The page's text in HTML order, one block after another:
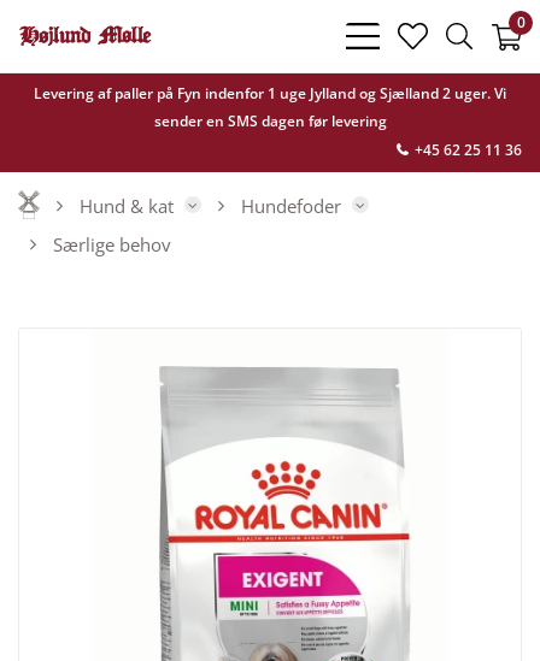
Levering af paller på Fyn indenfor 1 uge Jylland og Sjælland 2 uger. Vi
sender en SMS dagen før levering
+45 62 25 11 36
bars
light
heart
light
search
light
0
Hund & kat
Hundefoder
Særlige behov